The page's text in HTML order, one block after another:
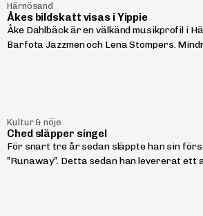
Härnösand
Åkes bildskatt visas i Yippie
Åke Dahlbäck är en välkänd musikprofil i
Barfota Jazzmen och Lena Stompers.
Kultur & nöje
Ched släpper singel
För snart tre år sedan släppte han sin
”Runaway”. Detta sedan han levererat ett